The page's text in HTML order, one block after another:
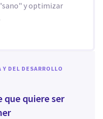
y optimizar
DEL DESARROLLO
que quiere ser